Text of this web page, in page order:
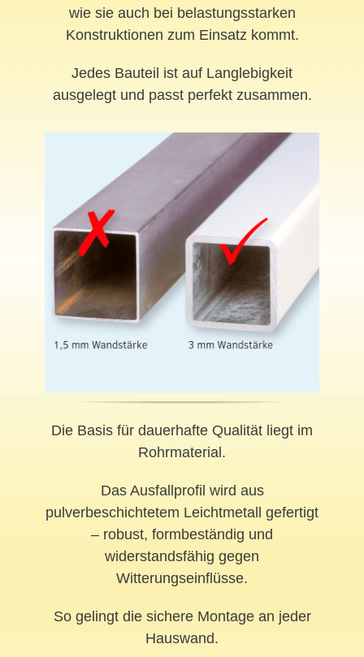
wie sie auch bei belastungsstarken
Konstruktionen zum Einsatz kommt.
Jedes Bauteil ist auf Langlebigkeit
ausgelegt und passt perfekt zusammen.
Die Basis für dauerhafte Qualität liegt im
Rohrmaterial.
Das Ausfallprofil wird aus
pulverbeschichtetem Leichtmetall gefertigt
– robust, formbeständig und
widerstandsfähig gegen
Witterungseinflüsse.
So gelingt die sichere Montage an jeder
Hauswand.